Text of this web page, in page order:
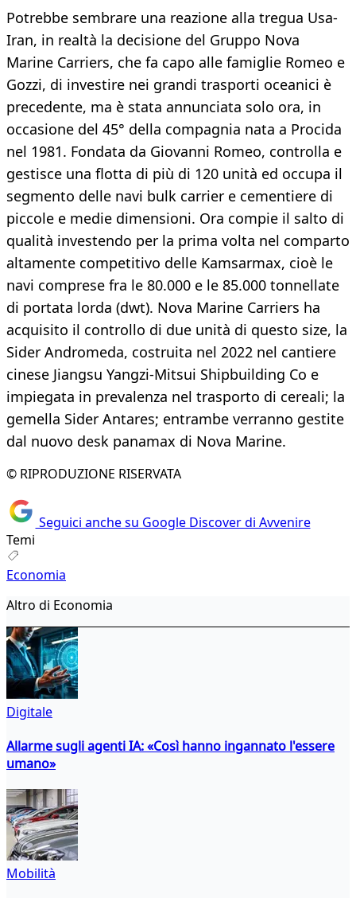
Potrebbe sembrare una reazione alla tregua Usa-
Iran, in realtà la decisione del Gruppo Nova
Marine Carriers, che fa capo alle famiglie Romeo e
Gozzi, di investire nei grandi trasporti oceanici è
precedente, ma è stata annunciata solo ora, in
occasione del 45° della compagnia nata a Procida
nel 1981. Fondata da Giovanni Romeo, controlla e
gestisce una flotta di più di 120 unità ed occupa il
segmento delle navi bulk carrier e cementiere di
piccole e medie dimensioni. Ora compie il salto di
qualità investendo per la prima volta nel comparto
altamente competitivo delle Kamsarmax, cioè le
navi comprese fra le 80.000 e le 85.000 tonnellate
di portata lorda (dwt). Nova Marine Carriers ha
acquisito il controllo di due unità di questo size, la
Sider Andromeda, costruita nel 2022 nel cantiere
cinese Jiangsu Yangzi-Mitsui Shipbuilding Co e
impiegata in prevalenza nel trasporto di cereali; la
gemella Sider Antares; entrambe verranno gestite
dal nuovo desk panamax di Nova Marine.
© RIPRODUZIONE RISERVATA
Seguici anche su Google Discover di Avvenire
Temi
Economia
Altro di Economia
Digitale
Allarme sugli agenti IA: «Così hanno ingannato l'essere
umano»
Mobilità